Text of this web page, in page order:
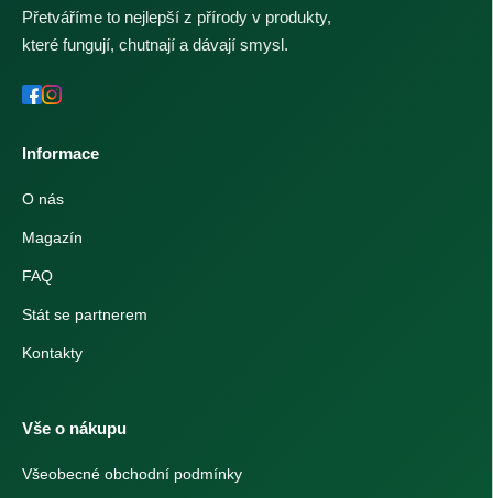
Přetváříme to nejlepší z přírody v produkty,
které fungují, chutnají a dávají smysl.
Informace
O nás
Magazín
FAQ
Stát se partnerem
Kontakty
Vše o nákupu
Všeobecné obchodní podmínky